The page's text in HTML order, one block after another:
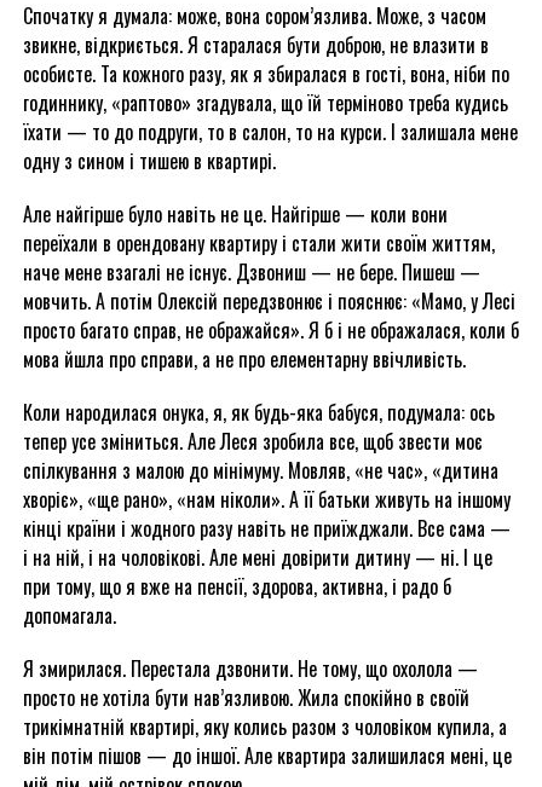
Спочатку я думала: може, вона сором’язлива. Може, з часом
звикне, відкриється. Я старалася бути доброю, не влазити в
особисте. Та кожного разу, як я збиралася в гості, вона, ніби по
годиннику, «раптово» згадувала, що їй терміново треба кудись
їхати — то до подруги, то в салон, то на курси. І залишала мене
одну з сином і тишею в квартирі.
Але найгірше було навіть не це. Найгірше — коли вони
переїхали в орендовану квартиру і стали жити своїм життям,
наче мене взагалі не існує. Дзвониш — не бере. Пишеш —
мовчить. А потім Олексій передзвонює і пояснює: «Мамо, у Лесі
просто багато справ, не ображайся». Я б і не ображалася, коли б
мова йшла про справи, а не про елементарну ввічливість.
Коли народилася онука, я, як будь-яка бабуся, подумала: ось
тепер усе зміниться. Але Леся зробила все, щоб звести моє
спілкування з малою до мінімуму. Мовляв, «не час», «дитина
хворіє», «ще рано», «нам ніколи». А її батьки живуть на іншому
кінці країни і жодного разу навіть не приїжджали. Все сама —
і на ній, і на чоловікові. Але мені довірити дитину — ні. І це
при тому, що я вже на пенсії, здорова, активна, і радо б
допомагала.
Я змирилася. Перестала дзвонити. Не тому, що охолола —
просто не хотіла бути нав’язливою. Жила спокійно в своїй
трикімнатній квартирі, яку колись разом з чоловіком купила, а
він потім пішов — до іншої. Але квартира залишилася мені, це